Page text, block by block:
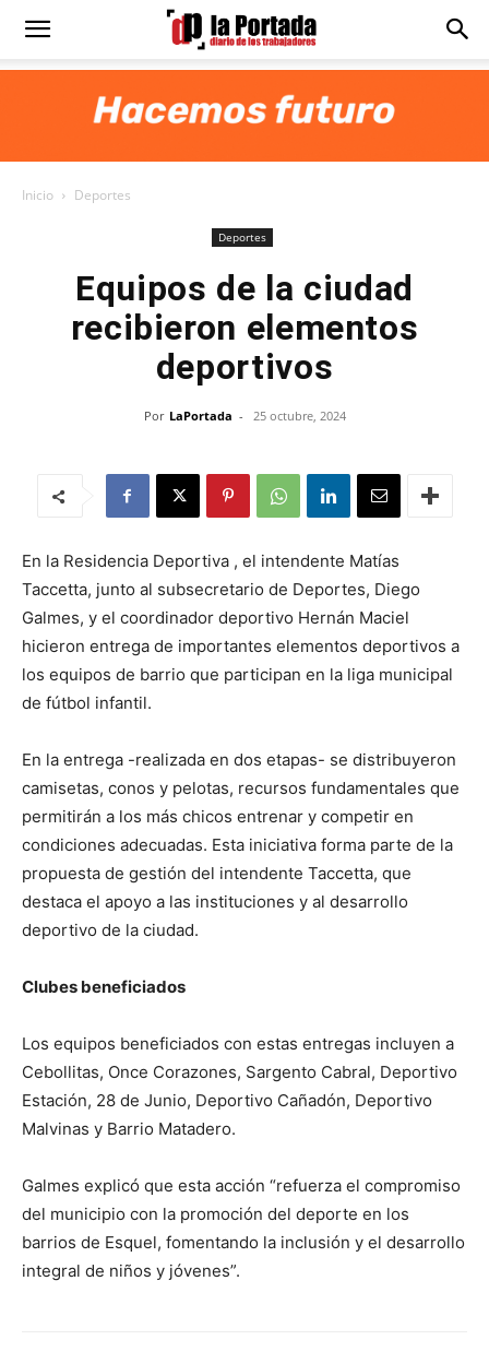
Diario
Inicio Deportes
Deportes
Equipos de la ciudad
recibieron elementos
deportivos
Por LaPortada - 25 octubre, 2024
En la Residencia Deportiva , el intendente Matías
Taccetta, junto al subsecretario de Deportes, Diego
Galmes, y el coordinador deportivo Hernán Maciel
hicieron entrega de importantes elementos deportivos a
los equipos de barrio que participan en la liga municipal
de fútbol infantil.
En la entrega -realizada en dos etapas- se distribuyeron
camisetas, conos y pelotas, recursos fundamentales que
permitirán a los más chicos entrenar y competir en
condiciones adecuadas. Esta iniciativa forma parte de la
propuesta de gestión del intendente Taccetta, que
destaca el apoyo a las instituciones y al desarrollo
deportivo de la ciudad.
Clubes beneficiados
Los equipos beneficiados con estas entregas incluyen a
Cebollitas, Once Corazones, Sargento Cabral, Deportivo
Estación, 28 de Junio, Deportivo Cañadón, Deportivo
Malvinas y Barrio Matadero.
Galmes explicó que esta acción “refuerza el compromiso
del municipio con la promoción del deporte en los
barrios de Esquel, fomentando la inclusión y el desarrollo
integral de niños y jóvenes”.